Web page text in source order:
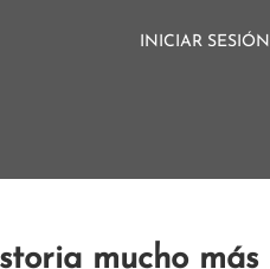
INICIAR SESIÓN
mucho más